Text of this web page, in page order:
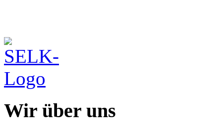
Wir über uns